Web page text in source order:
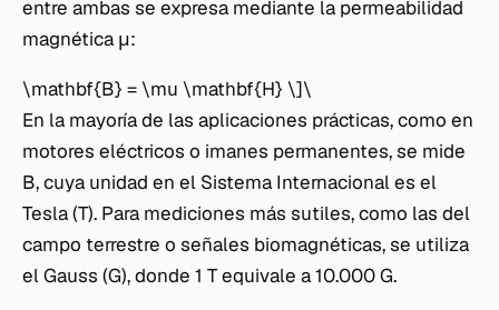
entre ambas se expresa mediante la permeabilidad
magnética μ:
\mathbf{B} = \mu \mathbf{H} \]\
En la mayoría de las aplicaciones prácticas, como en
motores eléctricos o imanes permanentes, se mide
B, cuya unidad en el Sistema Internacional es el
Tesla (T). Para mediciones más sutiles, como las del
campo terrestre o señales biomagnéticas, se utiliza
el Gauss (G), donde 1 T equivale a 10.000 G.